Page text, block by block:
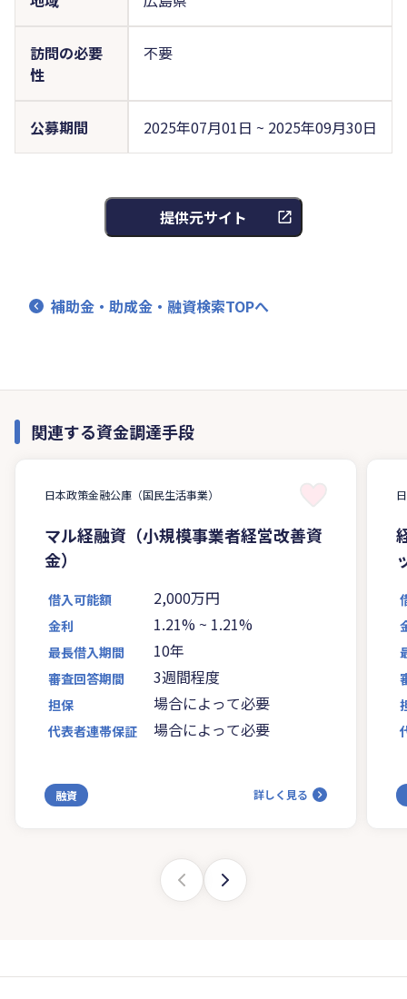
訪問の必要
性
不要
公募期間 2025年07月01日 ~ 2025年09月30日
提供元サイト
補助金・助成金・融資検索TOPへ
関連する資金調達手段
日本政策金融公庫（国民生活事業）
マル経融資（小規模事業者経営改善資
金）
借入可能額 2,000万円
金利 1.21% ~ 1.21%
最長借入期間 10年
審査回答期間 3週間程度
担保 場合によって必要
代表者連帯保証 場合によって必要
融資 詳しく見る